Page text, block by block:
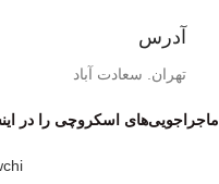
آدرس
تهران. سعادت آباد
ماجراجویی‌های اسکروچی را در